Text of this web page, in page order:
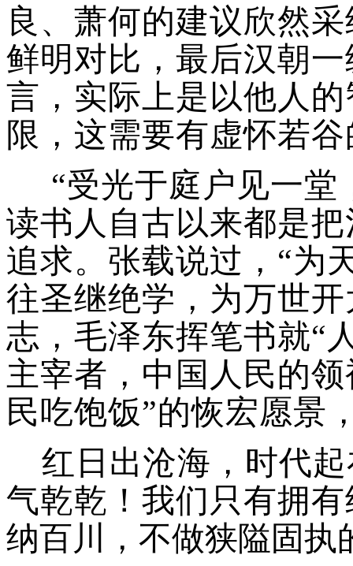
良、萧何的建议欣然
鲜明对比，最后汉朝
言，实际上是以他人
限，这需要有虚怀若
“受光于庭户见一
读书人自古以来都是
追求。张载说过，“为
往圣继绝学，为万世开
志，毛泽东挥笔书就“
主宰者，中国人民的领
民吃饱饭”的恢宏愿景
红日出沧海，时代
气乾乾！我们只有拥
纳百川，不做狭隘固执